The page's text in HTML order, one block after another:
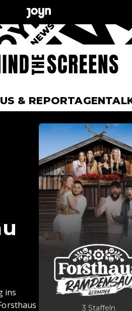
& REPORTAGEN
3 Staffeln
ins